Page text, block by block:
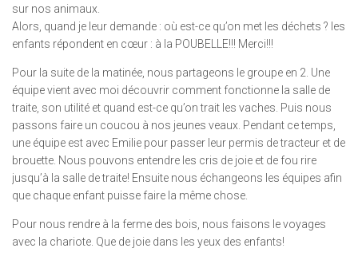
sur nos animaux.
Alors, quand je leur demande : où est-ce qu’on met les déchets ? les
enfants répondent en cœur : à la POUBELLE!!! Merci!!!
Pour la suite de la matinée, nous partageons le groupe en 2. Une
équipe vient avec moi découvrir comment fonctionne la salle de
traite, son utilité et quand est-ce qu’on trait les vaches. Puis nous
passons faire un coucou à nos jeunes veaux. Pendant ce temps,
une équipe est avec Emilie pour passer leur permis de tracteur et de
brouette. Nous pouvons entendre les cris de joie et de fou rire
jusqu’à la salle de traite! Ensuite nous échangeons les équipes afin
que chaque enfant puisse faire la même chose.
Pour nous rendre à la ferme des bois, nous faisons le voyages
avec la chariote. Que de joie dans les yeux des enfants!